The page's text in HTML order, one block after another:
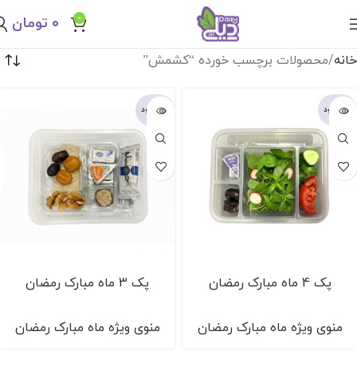
0 ۰ تومان
خانه محصولات برچسب خورده “کشمش”
ناموجود
پک 4 ماه مبارک رمضان
منوی ویژه ماه مبارک رمضان
ناموجود
پک 3 ماه مبارک رمضان
منوی ویژه ماه مبارک رمضان